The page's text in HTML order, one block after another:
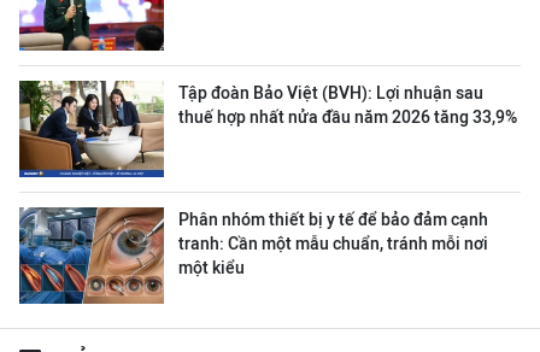
Tập đoàn Bảo Việt (BVH): Lợi nhuận sau
thuế hợp nhất nửa đầu năm 2026 tăng 33,9%
Phân nhóm thiết bị y tế để bảo đảm cạnh
tranh: Cần một mẫu chuẩn, tránh mỗi nơi
một kiểu